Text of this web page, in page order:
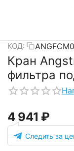
КОД:
Кран
фильтра
4 941 ₽
Следить за